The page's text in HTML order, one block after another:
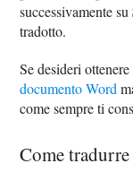
successivamente su
tradotto.
Se desideri
documento Word
come sempre ti
Come